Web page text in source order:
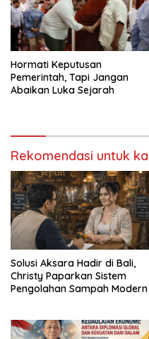
Hormati Keputusan
Pemerintah, Tapi Jangan
Abaikan Luka Sejarah
Rekomendasi untuk
Solusi Aksara Hadir di Bali,
Christy Paparkan Sistem
Pengolahan Sampah Modern